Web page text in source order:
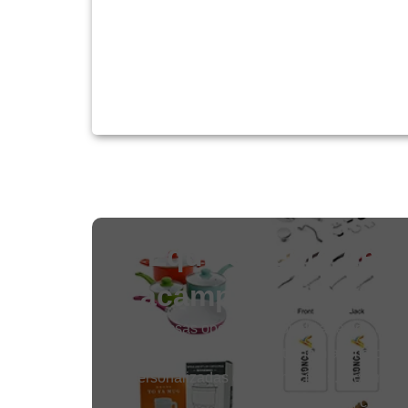
Equipamento de
acampamento
As nossas opções personalizadas de
utensílios de cozinha tornam as marcas
personalizadas e reconhecíveis.
embalagem, cor,